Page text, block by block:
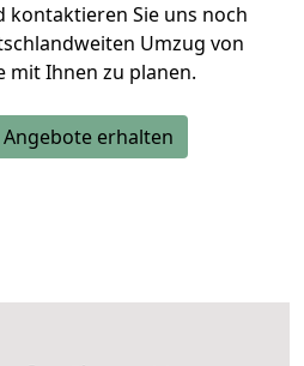
kontaktieren Sie uns noch
Umzug von
mit Ihnen zu planen.
erhalten